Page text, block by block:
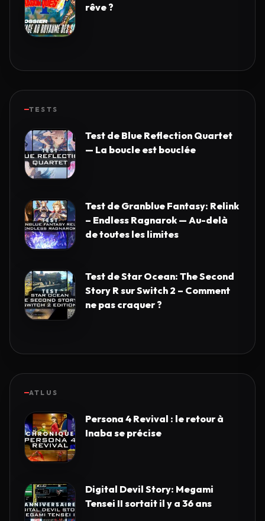
rêve ?
TESTS
Test de Blue Reflection Quartet
— La boucle est bouclée
Test de Granblue Fantasy: Relink
– Endless Ragnarok — Au-delà
de toutes les limites
Test de Star Ocean: The Second
Story R sur Switch 2 – Comment
ne pas craquer ?
ATLUS
Persona 4 Revival : le retour à
Inaba se précise
Digital Devil Story: Megami
Tensei II sortait il y a 36 ans